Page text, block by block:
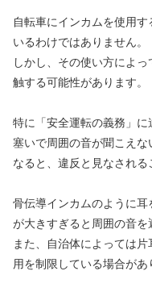
自転車にインカムを使用
いるわけではありません。
しかし、その使い方によ
触する可能性があります。
特に「安全運転の義務」
塞いで周囲の音が聞こえ
なると、違反と見なされる
骨伝導インカムのように
が大きすぎると周囲の音を
また、自治体によっては
用を制限している場合があ